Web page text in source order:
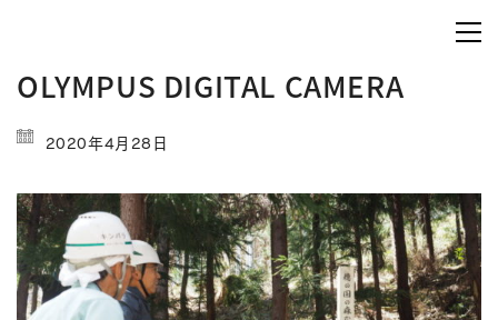
OLYMPUS DIGITAL CAMERA
2020年4月28日